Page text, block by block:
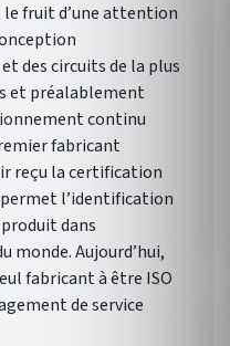
le fruit d’une attention
des circuits de la plus
et préalablement
continu
fabricant
reçu la certification
permet l’identification
dans
monde. Aujourd’hui,
fabricant à être ISO
de service